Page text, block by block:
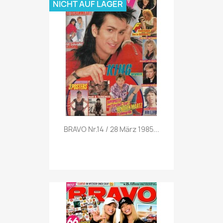
Vorschau
BRAVO Nr.14 / 28 März 1985...
NICHT AUF LAGER